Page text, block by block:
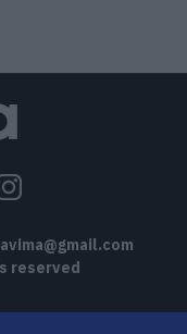
reserved